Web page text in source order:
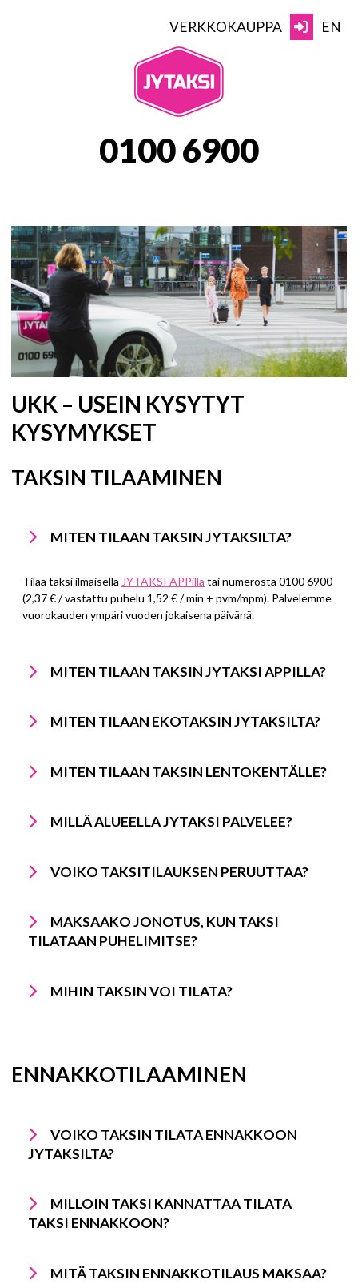
VERKKOKAUPPA EN
JYTAKSI
0100 6900
UKK – USEIN KYSYTYT
KYSYMYKSET
TAKSIN TILAAMINEN
MITEN TILAAN TAKSIN JYTAKSILTA?
Tilaa taksi ilmaisella JYTAKSI APPilla tai numerosta 0100 6900
(2,37 € / vastattu puhelu 1,52 € / min + pvm/mpm). Palvelemme
vuorokauden ympäri vuoden jokaisena päivänä.
MITEN TILAAN TAKSIN JYTAKSI APPILLA?
MITEN TILAAN EKOTAKSIN JYTAKSILTA?
MITEN TILAAN TAKSIN LENTOKENTÄLLE?
MILLÄ ALUEELLA JYTAKSI PALVELEE?
VOIKO TAKSITILAUKSEN PERUUTTAA?
MAKSAAKO JONOTUS, KUN TAKSI
TILATAAN PUHELIMITSE?
MIHIN TAKSIN VOI TILATA?
ENNAKKOTILAAMINEN
VOIKO TAKSIN TILATA ENNAKKOON
JYTAKSILTA?
MILLOIN TAKSI KANNATTAA TILATA
TAKSI ENNAKKOON?
MITÄ TAKSIN ENNAKKOTILAUS MAKSAA?